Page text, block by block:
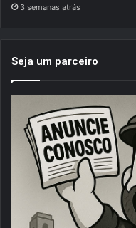
3 semanas atrás
Seja um parceiro